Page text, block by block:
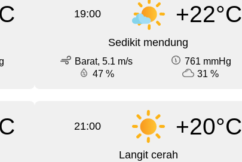
19:00 +22°C
Sedikit mendung
Barat, 5.1 m/s
761 mmHg
47 %
31 %
21:00 +20°C
Langit cerah